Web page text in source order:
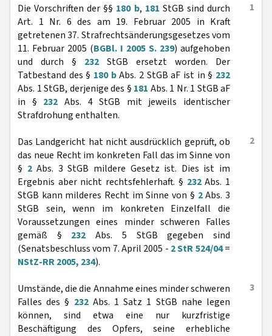
1
Die Vorschriften der §§ 180 b, 181 StGB sind durch
Art. 1 Nr. 6 des am 19. Februar 2005 in Kraft
getretenen 37. Strafrechtsänderungsgesetzes vom
11. Februar 2005 (BGBl. I 2005 S. 239) aufgehoben
und durch § 232 StGB ersetzt worden. Der
Tatbestand des § 180 bAbs. 2 StGB aF ist in § 232
Abs. 1 StGB, derjenige des § 181 Abs. 1 Nr. 1 StGB aF
in § 232 Abs. 4 StGB mit jeweils identischer
Strafdrohung enthalten.
2
Das Landgericht hat nicht ausdrücklich geprüft, ob
das neue Recht im konkreten Fall das im Sinne von
§ 2Abs. 3 StGB mildere Gesetz ist. Dies ist im
Ergebnis aber nicht rechtsfehlerhaft. § 232Abs. 1
StGB kann milderes Recht im Sinne von § 2Abs. 3
StGB sein, wenn im konkreten Einzelfall die
Voraussetzungen eines minder schweren Falles
gemäß § 232 Abs. 5 StGB gegeben sind
(Senatsbeschluss vom 7. April 2005 - 2 StR 524/04=
NStZ-RR 2005, 234).
3
Umstände, die die Annahme eines minder schweren
Falles des § 232Abs. 1 Satz 1 StGB nahe legen
können, sind etwa eine nur kurzfristige
Beschäftigung des Opfers, seine erhebliche